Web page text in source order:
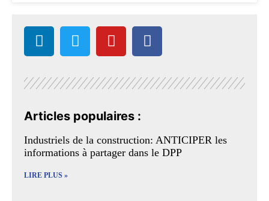
Articles populaires :
Industriels de la construction: ANTICIPER les
informations à partager dans le DPP
LIRE PLUS »